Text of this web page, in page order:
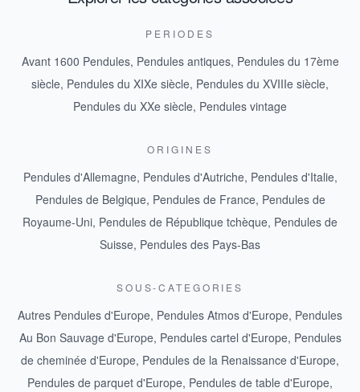
PERIODES
Avant 1600 Pendules, Pendules antiques, Pendules du 17ème
siècle, Pendules du XIXe siècle, Pendules du XVIIIe siècle,
Pendules du XXe siècle, Pendules vintage
ORIGINES
Pendules d'Allemagne, Pendules d'Autriche, Pendules d'Italie,
Pendules de Belgique, Pendules de France, Pendules de
Royaume-Uni, Pendules de République tchèque, Pendules de
Suisse, Pendules des Pays-Bas
SOUS-CATEGORIES
Autres Pendules d'Europe, Pendules Atmos d'Europe, Pendules
Au Bon Sauvage d'Europe, Pendules cartel d'Europe, Pendules
de cheminée d'Europe, Pendules de la Renaissance d'Europe,
Pendules de parquet d'Europe, Pendules de table d'Europe,